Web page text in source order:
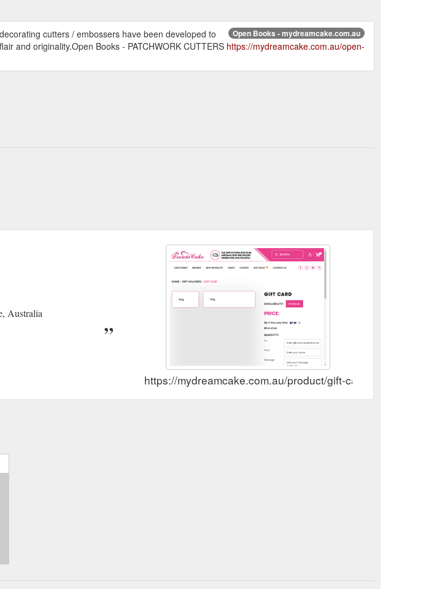
Open Books - mydreamcake.com.au
cutters / embossers have been developed to
and originality.Open Books - PATCHWORK CUTTERS https://mydreamcake.com.au/open-
Australia
https://mydreamcake.com.au/product/gift-card/